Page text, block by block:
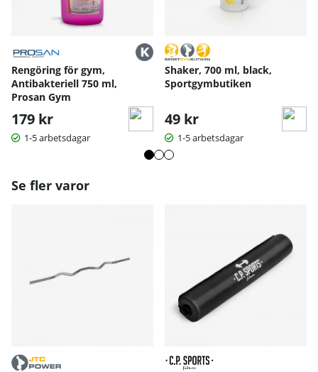
oavsett träningsintensitet.
Rengöring för gym,
Antibakteriell 750 ml,
Prosan Gym
179 kr
1-5 arbetsdagar
Shaker, 700 ml, black,
Sportgymbutiken
49 kr
1-5 arbetsdagar
Se fler varor